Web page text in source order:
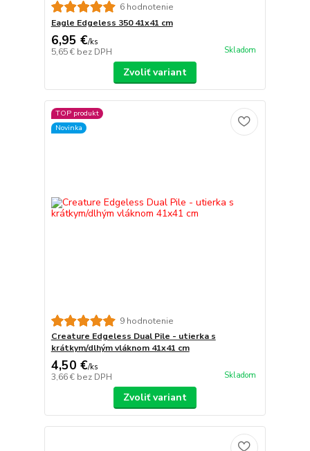
6 hodnotenie
Eagle Edgeless 350 41x41 cm
6,95 €/ks
5,65 € bez DPH Skladom
Zvoliť variant
TOP produkt
Novinka
9 hodnotenie
Creature Edgeless Dual Pile - utierka s
krátkym/dlhým vláknom 41x41 cm
4,50 €/ks
3,66 € bez DPH Skladom
Zvoliť variant